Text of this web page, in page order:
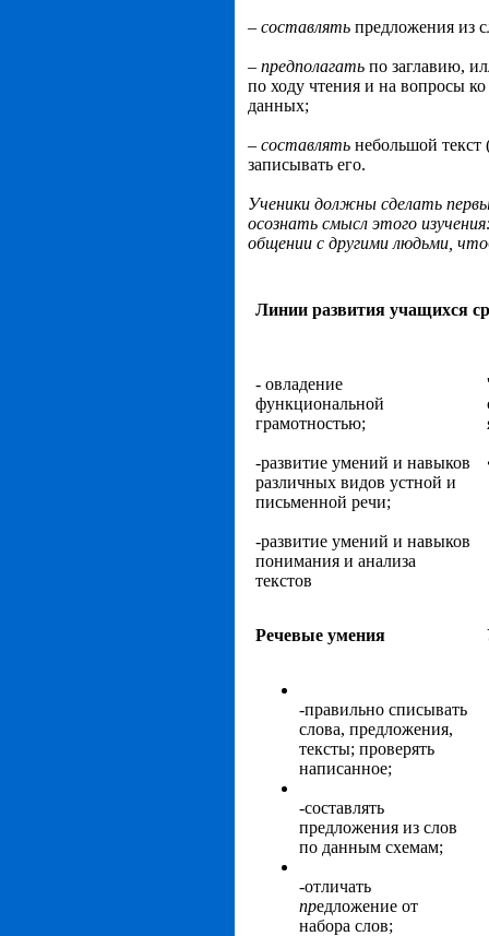
– составлять предложения из
– предполагать по заглавию,
по ходу чтения и на вопросы
данных;
– составлять небольшой
записывать его.
Ученики должны сделать
осознать смысл этого
общении с другими людьми,
Линии развития учащихся
- овладение
функциональной
грамотностью;
-развитие умений и навыков
различных видов устной и
письменной речи;
-развитие умений и навыков
понимания и анализа
текстов
Речевые умения
-правильно списывать
слова, предложения,
тексты; проверять
написанное;
-составлять
предложения из слов
по данным схемам;
-отличать
предложение от
набора слов;